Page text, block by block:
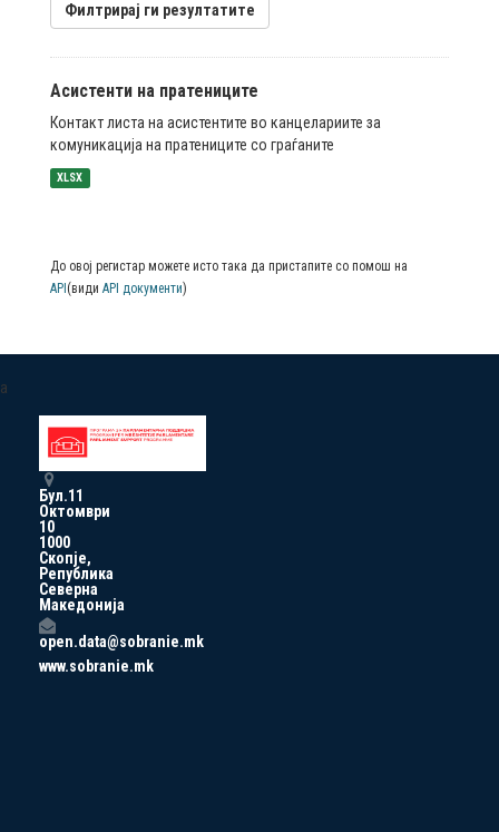
Филтрирај ги резултатите
Асистенти на пратениците
Контакт листа на асистентите во канцелариите за
комуникација на пратениците со граѓаните
XLSX
До овој регистар можете исто така да пристапите со помош на
API (види API документи)
a
Бул.11
Октомври
10
1000
Скопје,
Република
Северна
Македонија
open.data@sobranie.mk
www.sobranie.mk